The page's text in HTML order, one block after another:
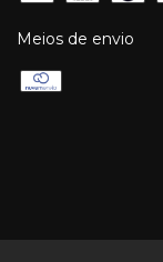
Meios de envio